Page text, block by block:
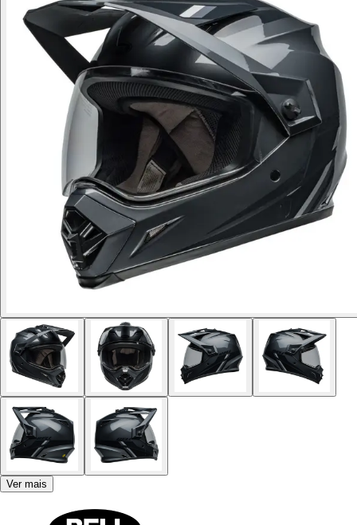
Ver mais